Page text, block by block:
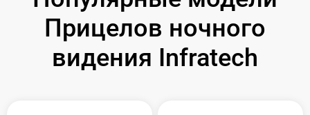
Прицелов ночного
видения Infratech